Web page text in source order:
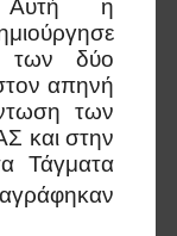
η
των δύο
απηνή
των
και στην
Τάγματα